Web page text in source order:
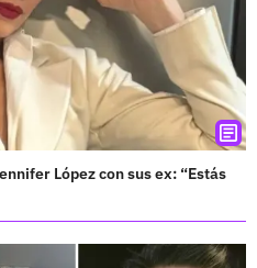
López con sus ex: “Estás